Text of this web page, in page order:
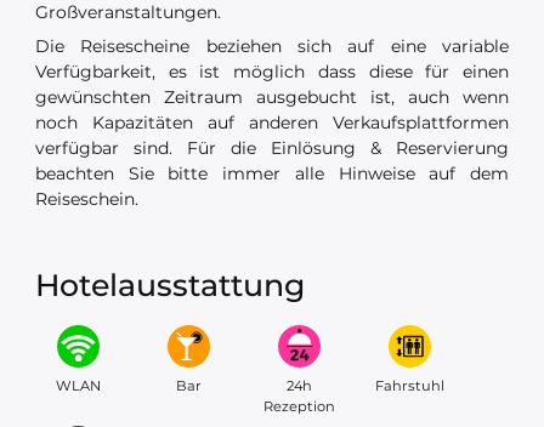
Großveranstaltungen.
Die Reisescheine beziehen sich auf eine variable
Verfügbarkeit, es ist möglich dass diese für einen
gewünschten Zeitraum ausgebucht ist, auch wenn
noch Kapazitäten auf anderen Verkaufsplattformen
verfügbar sind. Für die Einlösung & Reservierung
beachten Sie bitte immer alle Hinweise auf dem
Reiseschein.
Hotelausstattung
WLAN Bar
24h
Rezeption
Fahrstuhl